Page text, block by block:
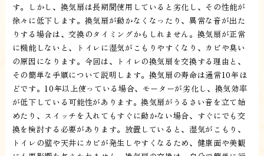
す。しかし、換気扇は長期間使用していると劣化し、その性能が
徐々に低下します。換気扇が動かなくなったり、異常な音が出た
りする場合は、交換のタイミングかもしれません。換気扇が正常
に機能しないと、トイレに湿気がこもりやすくなり、カビや臭い
の原因になります。今回は、トイレの換気扇を交換する理由と、
その簡単な手順について説明します。換気扇の寿命は通常10年ほ
どです。10年以上使っている場合、モーターが劣化し、換気効率
が低下している可能性があります。換気扇がうるさい音を立て始
めたり、スイッチを入れてもすぐに動かない場合、すぐにでも交
換を検討する必要があります。放置していると、湿気がこもり、
トイレの壁や天井にカビが発生しやすくなるため、健康面や美観